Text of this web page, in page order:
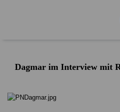
Dagmar im Interview mit